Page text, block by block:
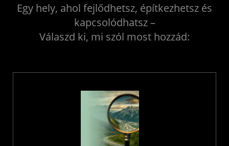
Egy hely, ahol fejlődhetsz, építkezhetsz és
kapcsolódhatsz –
Válaszd ki, mi szól most hozzád: